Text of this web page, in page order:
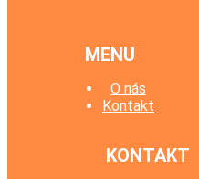
MENU
O nás
Kontakt
KONTAKT